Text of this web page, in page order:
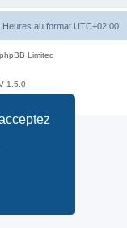
Heures au format UTC+02:00
Limited
1.5.0